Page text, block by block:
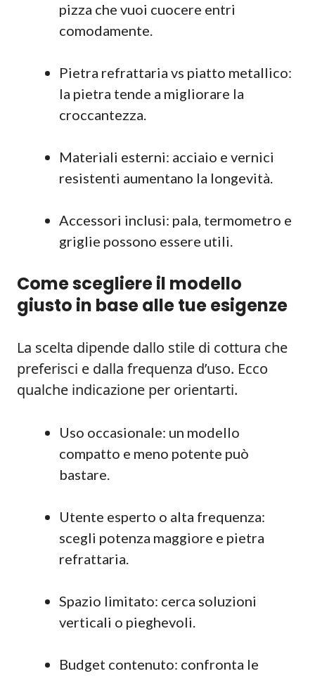
pizza che vuoi cuocere entri
comodamente.
Pietra refrattaria vs piatto metallico:
la pietra tende a migliorare la
croccantezza.
Materiali esterni: acciaio e vernici
resistenti aumentano la longevità.
Accessori inclusi: pala, termometro e
griglie possono essere utili.
Come scegliere il modello
giusto in base alle tue esigenze
La scelta dipende dallo stile di cottura che
preferisci e dalla frequenza d’uso. Ecco
qualche indicazione per orientarti.
Uso occasionale: un modello
compatto e meno potente può
bastare.
Utente esperto o alta frequenza:
scegli potenza maggiore e pietra
refrattaria.
Spazio limitato: cerca soluzioni
verticali o pieghevoli.
Budget contenuto: confronta le